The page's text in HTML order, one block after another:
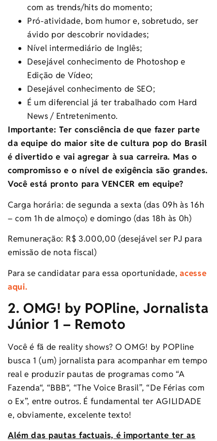
com as trends/hits do momento;
Pró-atividade, bom humor e, sobretudo, ser
ávido por descobrir novidades;
Nível intermediário de Inglês;
Desejável conhecimento de Photoshop e
Edição de Vídeo;
Desejável conhecimento de SEO;
É um diferencial já ter trabalhado com Hard
News / Entretenimento.
Importante: Ter consciência de que fazer parte
da equipe do maior site de cultura pop do Brasil
é divertido e vai agregar à sua carreira. Mas o
compromisso e o nível de exigência são grandes.
Você está pronto para VENCER em equipe?
Carga horária: de segunda a sexta (das 09h às 16h
– com 1h de almoço) e domingo (das 18h às 0h)
Remuneração: R$ 3.000,00 (desejável ser PJ para
emissão de nota fiscal)
Para se candidatar para essa oportunidade,acesse
aqui.
2. OMG! by POPline, Jornalista
Júnior 1 – Remoto
Você é fã de reality shows? O OMG! by POPline
busca 1 (um) jornalista para acompanhar em tempo
real e produzir pautas de programas como “A
Fazenda“, “BBB“, “The Voice Brasil”, “De Férias com
o Ex”, entre outros. É fundamental ter AGILIDADE
e, obviamente, excelente texto!
Além das pautas factuais, é importante ter as